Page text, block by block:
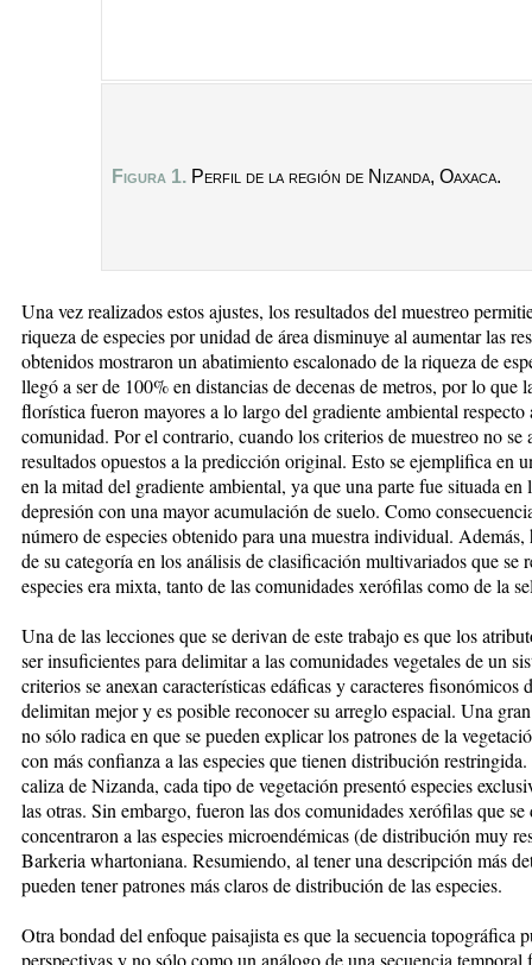
Figura 1. Perfil de la región de Nizanda, Oaxaca.
Una vez realizados estos ajustes, los resultados del muestreo
riqueza de especies por unidad de área disminuye al aumentar las
obtenidos mostraron un abatimiento escalonado de la riqueza de
llegó a ser de 100% en distancias de decenas de metros, por lo que
florística fueron mayores a lo largo del gradiente ambiental
comunidad. Por el contrario, cuando los criterios de muestreo no
resultados opuestos a la predicción original. Esto se ejemplifica en
en la mitad del gradiente ambiental, ya que una parte fue situada
depresión con una mayor acumulación de suelo. Como
número de especies obtenido para una muestra individual.
de su categoría en los análisis de clasificación multivariados que se
especies era mixta, tanto de las comunidades xerófilas como de la
Una de las lecciones que se derivan de este trabajo es que los
ser insuficientes para delimitar a las comunidades vegetales de un
criterios se anexan características edáficas y caracteres fisonómicos
delimitan mejor y es posible reconocer su arreglo espacial. Una
no sólo radica en que se pueden explicar los patrones de la
con más confianza a las especies que tienen distribución
caliza de Nizanda, cada tipo de vegetación presentó especies
las otras. Sin embargo, fueron las dos comunidades xerófilas que
concentraron a las especies microendémicas (de distribución muy
Barkeria whartoniana. Resumiendo, al tener una descripción más
pueden tener patrones más claros de distribución de las especies.
Otra bondad del enfoque paisajista es que la secuencia topográfica
perspectivas y no sólo como un análogo de una secuencia